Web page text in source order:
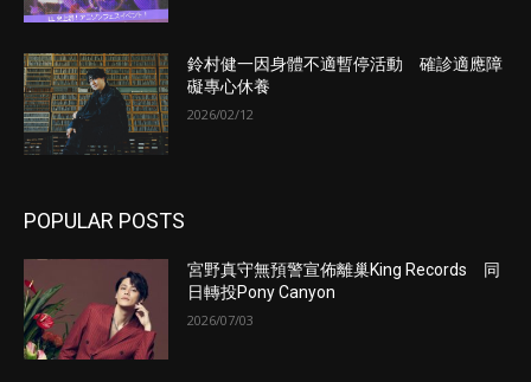
鈴村健一因身體不適暫停活動 確診適應障
礙專心休養
2026/02/12
POPULAR POSTS
宮野真守無預警宣佈離巢King Records 同
日轉投Pony Canyon
2026/07/03